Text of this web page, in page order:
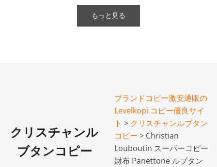
もっと見る
クリスチャンル
ブタンコピー
ブランドコピー激安通販の
Levelkopi コピー優良サイ
ト > クリスチャンルブタン
コピー > Christian
Louboutin スーパーコピー
財布 Panettone ルブタン